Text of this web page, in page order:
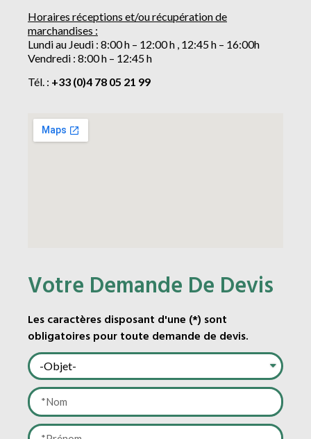
Horaires réceptions et/ou récupération de
marchandises :
Lundi au Jeudi : 8:00 h – 12:00 h , 12:45 h – 16:00h
Vendredi : 8:00 h – 12:45 h
Tél. : +33 (0)4 78 05 21 99
Votre Demande De Devis
Les caractères disposant d'une (*) sont
obligatoires pour toute demande de devis.